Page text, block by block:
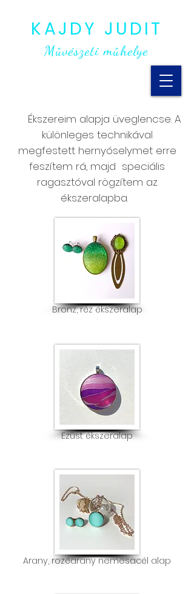
KAJDY JUDIT
Művészeti műhelye
Ékszereim alapja üveglencse. A
különleges technikával
megfestett hernyóselymet erre
feszítem rá, majd speciális
ragasztóval rögzítem az
ékszeralapba.
Bronz, réz ékszeralap
Ezüst ékszeralap
Arany, rozéarany nemesacél alap